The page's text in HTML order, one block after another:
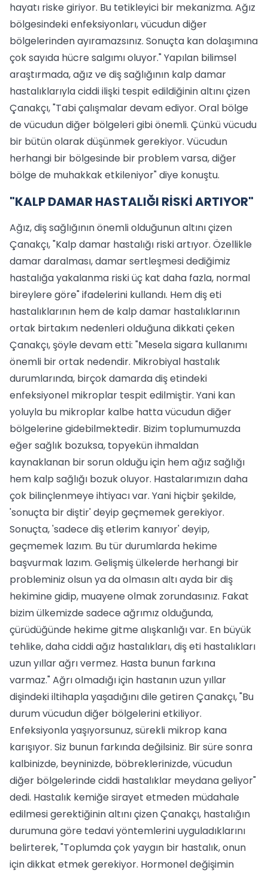
hayatı riske giriyor. Bu tetikleyici bir mekanizma. Ağız
bölgesindeki enfeksiyonları, vücudun diğer
bölgelerinden ayıramazsınız. Sonuçta kan dolaşımına
çok sayıda hücre salgımı oluyor." Yapılan bilimsel
araştırmada, ağız ve diş sağlığının kalp damar
hastalıklarıyla ciddi ilişki tespit edildiğinin altını çizen
Çanakçı, "Tabi çalışmalar devam ediyor. Oral bölge
de vücudun diğer bölgeleri gibi önemli. Çünkü vücudu
bir bütün olarak düşünmek gerekiyor. Vücudun
herhangi bir bölgesinde bir problem varsa, diğer
bölge de muhakkak etkileniyor" diye konuştu.
"KALP DAMAR HASTALIĞI RİSKİ ARTIYOR"
Ağız, diş sağlığının önemli olduğunun altını çizen
Çanakçı, "Kalp damar hastalığı riski artıyor. Özellikle
damar daralması, damar sertleşmesi dediğimiz
hastalığa yakalanma riski üç kat daha fazla, normal
bireylere göre" ifadelerini kullandı. Hem diş eti
hastalıklarının hem de kalp damar hastalıklarının
ortak birtakım nedenleri olduğuna dikkati çeken
Çanakçı, şöyle devam etti: "Mesela sigara kullanımı
önemli bir ortak nedendir. Mikrobiyal hastalık
durumlarında, birçok damarda diş etindeki
enfeksiyonel mikroplar tespit edilmiştir. Yani kan
yoluyla bu mikroplar kalbe hatta vücudun diğer
bölgelerine gidebilmektedir. Bizim toplumumuzda
eğer sağlık bozuksa, topyekün ihmaldan
kaynaklanan bir sorun olduğu için hem ağız sağlığı
hem kalp sağlığı bozuk oluyor. Hastalarımızın daha
çok bilinçlenmeye ihtiyacı var. Yani hiçbir şekilde,
'sonuçta bir diştir' deyip geçmemek gerekiyor.
Sonuçta, 'sadece diş etlerim kanıyor' deyip,
geçmemek lazım. Bu tür durumlarda hekime
başvurmak lazım. Gelişmiş ülkelerde herhangi bir
probleminiz olsun ya da olmasın altı ayda bir diş
hekimine gidip, muayene olmak zorundasınız. Fakat
bizim ülkemizde sadece ağrımız olduğunda,
çürüdüğünde hekime gitme alışkanlığı var. En büyük
tehlike, daha ciddi ağız hastalıkları, diş eti hastalıkları
uzun yıllar ağrı vermez. Hasta bunun farkına
varmaz." Ağrı olmadığı için hastanın uzun yıllar
dişindeki iltihapla yaşadığını dile getiren Çanakçı, "Bu
durum vücudun diğer bölgelerini etkiliyor.
Enfeksiyonla yaşıyorsunuz, sürekli mikrop kana
karışıyor. Siz bunun farkında değilsiniz. Bir süre sonra
kalbinizde, beyninizde, böbreklerinizde, vücudun
diğer bölgelerinde ciddi hastalıklar meydana geliyor"
dedi. Hastalık kemiğe sirayet etmeden müdahale
edilmesi gerektiğinin altını çizen Çanakçı, hastalığın
durumuna göre tedavi yöntemlerini uyguladıklarını
belirterek, "Toplumda çok yaygın bir hastalık, onun
için dikkat etmek gerekiyor. Hormonel değişimin